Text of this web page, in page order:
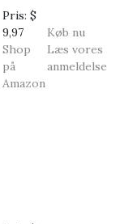
Pris: $
9,97
Shop
på
Amazon
Køb nu
Læs vores
anmeldelse